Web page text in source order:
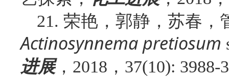
21. 荣艳，郭静，苏春，
Actinosynnema pretiosum
进展， 2018 ， 37(10): 3988-